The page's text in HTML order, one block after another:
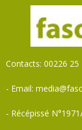
Contacts: 00226
- Email:
- Récépissé